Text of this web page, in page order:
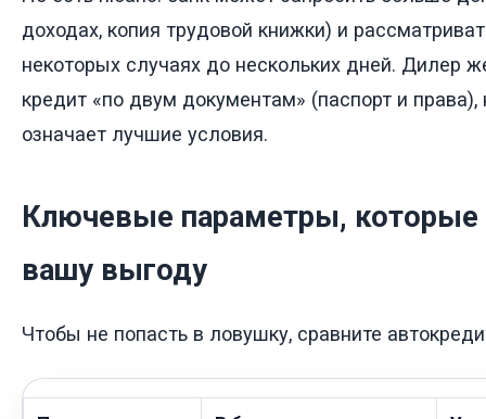
доходах, копия трудовой книжки) и
некоторых случаях до нескольких дней. Дилер
кредит «по двум документам» (паспорт и права),
означает лучшие условия.
Ключевые параметры, которые
вашу выгоду
Чтобы не попасть в ловушку, сравните